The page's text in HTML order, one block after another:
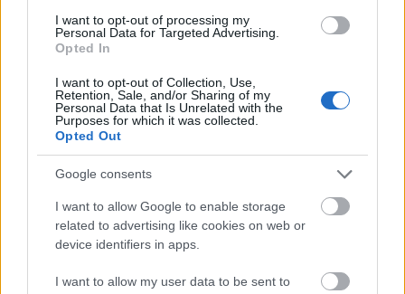
I want to opt-out of processing my
Personal Data for Targeted Advertising.
Opted In
I want to opt-out of Collection, Use,
Retention, Sale, and/or Sharing of my
Personal Data that Is Unrelated with the
Purposes for which it was collected.
Opted Out
Google consents
I want to allow Google to enable storage
related to advertising like cookies on web or
device identifiers in apps.
I want to allow my user data to be sent to
Kéthónapos a Tisza-kormány: íme a mérleg!
ELEMZÉSEK 2026. júl. 21.